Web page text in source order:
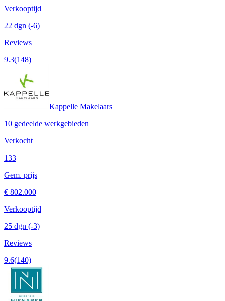
Verkooptijd
22 dgn (-6)
Reviews
9.3(148)
Kappelle Makelaars
10 gedeelde werkgebieden
Verkocht
133
Gem. prijs
€ 802.000
Verkooptijd
25 dgn (-3)
Reviews
9.6(140)